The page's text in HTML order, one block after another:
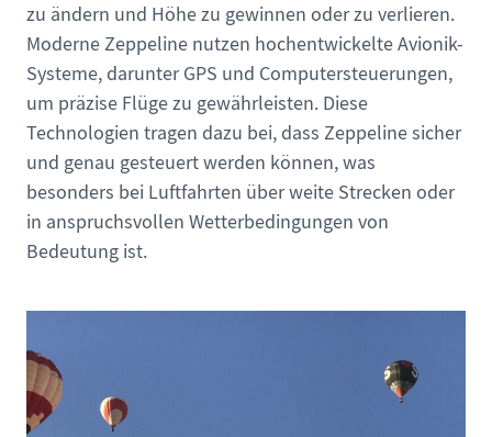
zu ändern und Höhe zu gewinnen oder zu verlieren.
Moderne Zeppeline nutzen hochentwickelte Avionik-
Systeme, darunter GPS und Computersteuerungen,
um präzise Flüge zu gewährleisten. Diese
Technologien tragen dazu bei, dass Zeppeline sicher
und genau gesteuert werden können, was
besonders bei Luftfahrten über weite Strecken oder
in anspruchsvollen Wetterbedingungen von
Bedeutung ist.